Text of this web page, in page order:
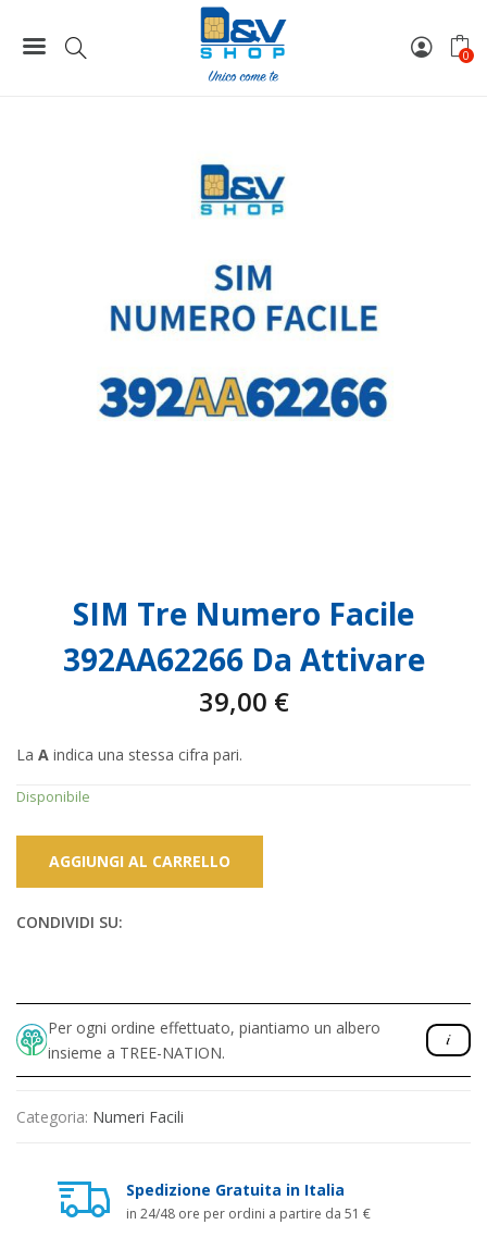
0
SIM Tre Numero Facile 392AA62266 Da Attivare
SIM Tre Numero Facile
392AA62266 Da Attivare
39,00 €
La A indica una stessa cifra pari.
Disponibile
AGGIUNGI AL CARRELLO
CONDIVIDI SU:
Per ogni ordine effettuato, piantiamo un albero
insieme a TREE-NATION.
Categoria: Numeri Facili
Spedizione Gratuita in Italia
in 24/48 ore per ordini a partire da 51 €